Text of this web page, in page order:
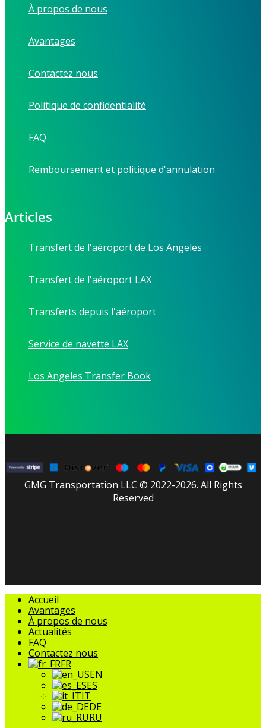
À propos de nous
Avantages
Contactez nous
Politique de confidentialité
FAQ
Remboursement et politique d'annulation
Articles
Transfert de l'aéroport de Los Angeles
Transfert de l'aéroport LAX
Transferts depuis l'aéroport
Service de navette LAX
Los Angeles Transfer Book
GMG Transportation LLC © 2022-2026. All Rights
Reserved
Fermer
menu
Accueil
Avantages
À propos de nous
Actualités
FAQ
Contactez nous
FR
EN
ES
IT
DE
RU